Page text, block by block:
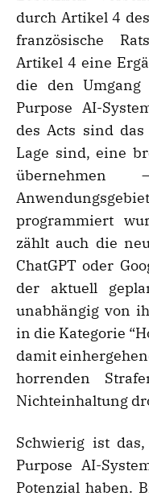
durch Artikel 4
französische
Artikel 4 eine
die den Umgang
Purpose AI-
des Acts sind
Lage sind, eine
programmiert
zählt auch die
ChatGPT oder
der aktuell
unabhängig von
in die Kategorie
damit
horrenden
Nichteinhaltung
Schwierig ist
Purpose AI-
Potenzial haben.